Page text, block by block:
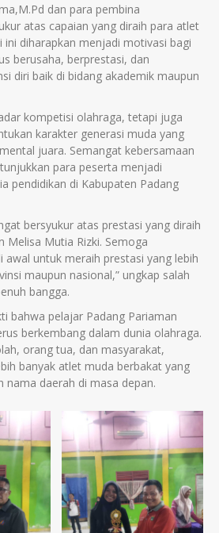
dan para pembina
atas capaian yang diraih para atlet
ini diharapkan menjadi motivasi bagi
berusaha, berprestasi, dan
diri baik di bidang akademik maupun
kompetisi olahraga, tetapi juga
karakter generasi muda yang
juara. Semangat kebersamaan
para peserta menjadi
pendidikan di Kabupaten Padang
bersyukur atas prestasi yang diraih
Melisa Mutia Rizki. Semoga
awal untuk meraih prestasi yang lebih
maupun nasional,” ungkap salah
bangga.
bahwa pelajar Padang Pariaman
berkembang dalam dunia olahraga.
orang tua, dan masyarakat,
banyak atlet muda berbakat yang
nama daerah di masa depan.